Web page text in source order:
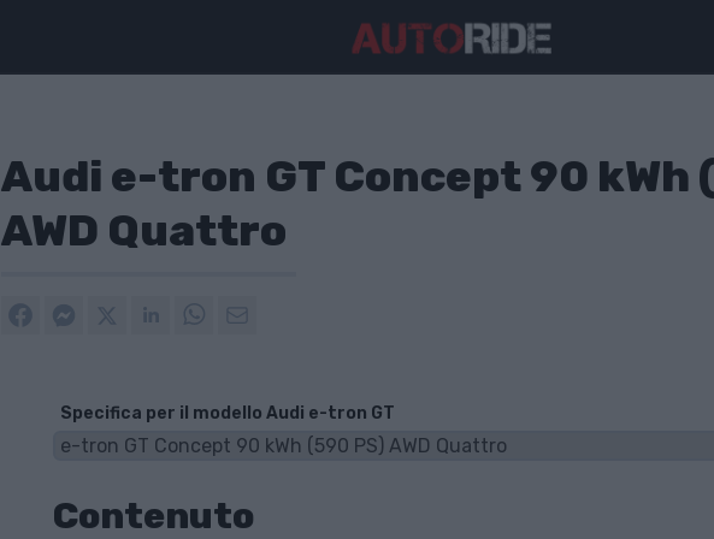
Audi e-tron GT Concept 90 kWh
AWD Quattro
Specifica per il modello Audi e-tron GT
Contenuto